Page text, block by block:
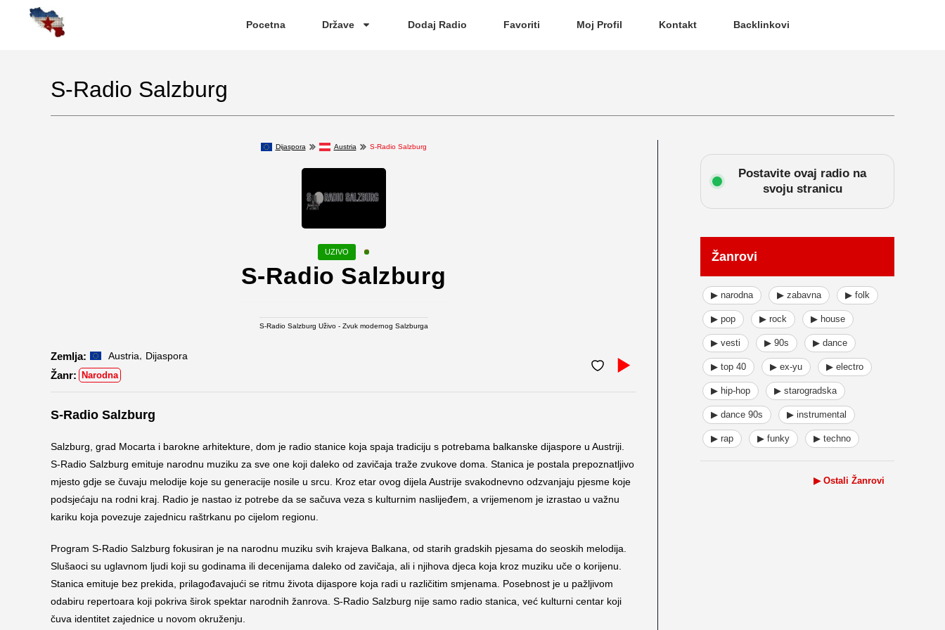
Pocetna Države Dodaj Radio Favoriti Moj Profil Kontakt Backlinkovi
S-Radio Salzburg
Dijaspora Austria S-Radio Salzburg
S-Radio Salzburg
S-Radio Salzburg Uživo - Zvuk modernog Salzburga
Austria Dijaspora
Narodna
S-Radio Salzburg
Salzburg, grad Mocarta i barokne arhitekture, dom je radio stanice koja spaja tradiciju s potrebama balkanske dijaspore u Austriji.
S-Radio Salzburg emituje narodnu muziku za sve one koji daleko od zavičaja traže zvukove doma. Stanica je postala prepoznatljivo
mjesto gdje se čuvaju melodije koje su generacije nosile u srcu. Kroz etar ovog dijela Austrije svakodnevno odzvanjaju pjesme koje
podsjećaju na rodni kraj. Radio je nastao iz potrebe da se sačuva veza s kulturnim naslijeđem, a vrijemenom je izrastao u važnu
kariku koja povezuje zajednicu raštrkanu po cijelom regionu.
Program S-Radio Salzburg fokusiran je na narodnu muziku svih krajeva Balkana, od starih gradskih pjesama do seoskih melodija.
Slušaoci su uglavnom ljudi koji su godinama ili decenijama daleko od zavičaja, ali i njihova djeca koja kroz muziku uče o korijenu.
Stanica emituje bez prekida, prilagođavajući se ritmu života dijaspore koja radi u različitim smjenama. Posebnost je u pažljivom
odabiru repertoara koji pokriva širok spektar narodnih žanrova. S-Radio Salzburg nije samo radio stanica, već kulturni centar koji
čuva identitet zajednice u novom okruženju.
Postavite ovaj radio na
svoju stranicu
Žanrovi
▶ narodna ▶ zabavna ▶ folk
▶ pop ▶ rock ▶ house
▶ vesti ▶ 90s ▶ dance
▶ top 40 ▶ ex-yu ▶ electro
▶ hip-hop ▶ starogradska
▶ dance 90s ▶ instrumental
▶ rap ▶ funky ▶ techno
▶ Ostali Žanrovi